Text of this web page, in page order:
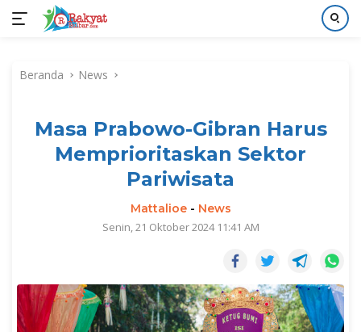
kontenBeranda News
Masa Prabowo-Gibran Harus
Memprioritaskan Sektor
Pariwisata
Mattalioe- News
Senin, 21 Oktober 2024 11:41 AM